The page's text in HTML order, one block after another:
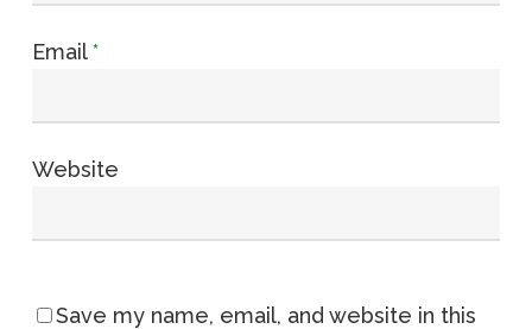
Email*
Website
Save my name, email, and website in this